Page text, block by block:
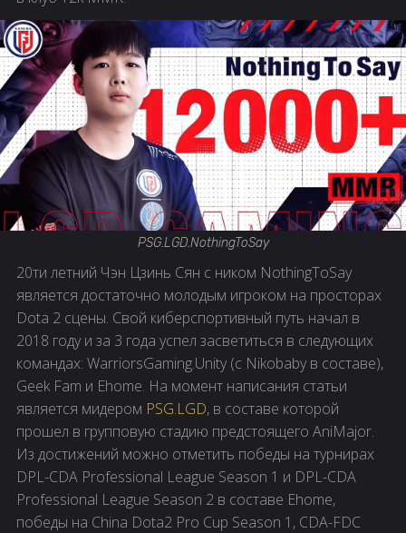
PSG.LGD.NothingToSay
20ти летний Чэн Цзинь Сян с ником NothingToSay
является достаточно молодым игроком на просторах
Dota 2 сцены. Свой киберспортивный путь начал в
2018 году и за 3 года успел засветиться в следующих
командах: WarriorsGaming.Unity (с Nikobaby в составе),
Geek Fam и Ehome. На момент написания статьи
является мидером PSG.LGD, в составе которой
прошел в групповую стадию предстоящего AniMajor.
Из достижений можно отметить победы на турнирах
DPL-CDA Professional League Season 1 и DPL-CDA
Professional League Season 2 в составе Ehome,
победы на China Dota2 Pro Cup Season 1, CDA-FDC